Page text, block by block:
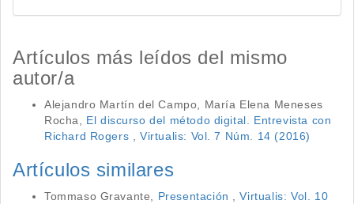
Artículos más leídos del mismo
autor/a
Alejandro Martín del Campo, María Elena Meneses
Rocha, El discurso del método digital. Entrevista con
Richard Rogers
,Virtualis: Vol. 7 Núm. 14 (2016)
Artículos similares
Tommaso Gravante, Presentación ,Virtualis: Vol. 10